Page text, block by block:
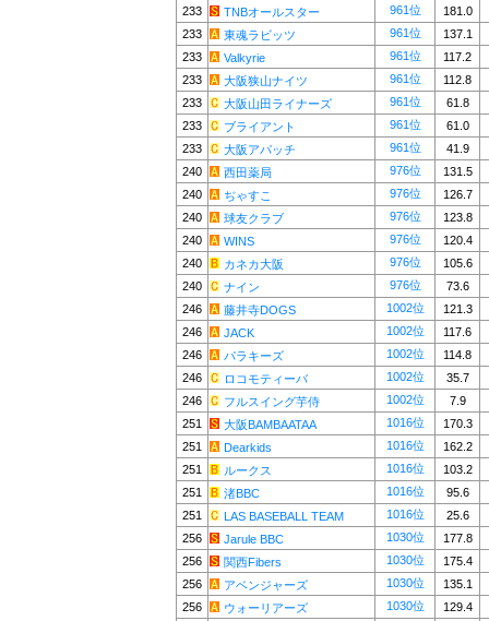
233
TNBオールスター 961位
181.0
233
東魂ラビッツ 961位
137.1
233
Valkyrie 961位
117.2
233
大阪狭山ナイツ 961位
112.8
233
大阪山田ライナーズ 961位
61.8
233
ブライアント 961位
61.0
233
大阪アパッチ 961位
41.9
240
西田薬局 976位
131.5
240
ぢゃすこ 976位
126.7
240
球友クラブ 976位
123.8
240
WINS 976位
120.4
240
カネカ大阪 976位
105.6
240
ナイン 976位
73.6
246
藤井寺DOGS 1002位
121.3
246
JACK 1002位
117.6
246
パラキーズ 1002位
114.8
246
ロコモティーバ 1002位
35.7
246
フルスイング芋侍 1002位
7.9
251
大阪BAMBAATAA 1016位
170.3
251
Dearkids 1016位
162.2
251
ルークス 1016位
103.2
251
渚BBC 1016位
95.6
251
LAS BASEBALL TEAM 1016位
25.6
256
Jarule BBC 1030位
177.8
256
関西Fibers 1030位
175.4
256
アベンジャーズ 1030位
135.1
256
ウォーリアーズ 1030位
129.4